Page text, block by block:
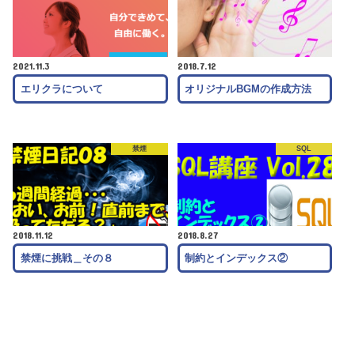
2021.11.3
エリクラについて
2018.7.12
オリジナルBGMの作成方法
禁煙
2018.11.12
禁煙に挑戦＿その８
SQL
2018.8.27
制約とインデックス②